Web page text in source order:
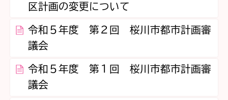
区計画の変更について
令和５年度 第２回 桜川市都市計画審
議会
令和５年度 第１回 桜川市都市計画審
議会